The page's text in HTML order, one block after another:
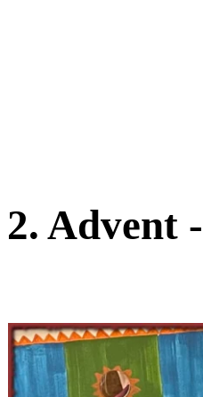
2. Advent